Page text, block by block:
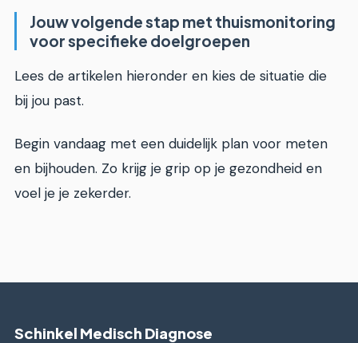
Jouw volgende stap met thuismonitoring
voor specifieke doelgroepen
Lees de artikelen hieronder en kies de situatie die
bij jou past.
Begin vandaag met een duidelijk plan voor meten
en bijhouden. Zo krijg je grip op je gezondheid en
voel je je zekerder.
Schinkel Medisch Diagnose